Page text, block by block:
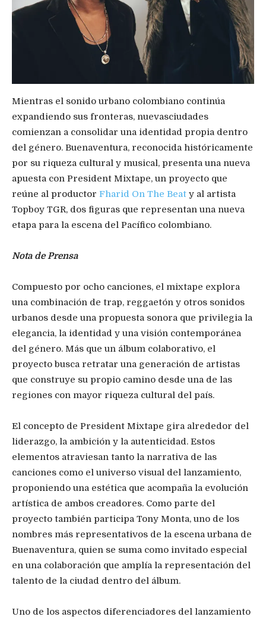
Mientras el sonido urbano colombiano continúa
expandiendo sus fronteras, nuevasciudades
comienzan a consolidar una identidad propia dentro
del género. Buenaventura, reconocida históricamente
por su riqueza cultural y musical, presenta una nueva
apuesta con President Mixtape, un proyecto que
reúne al productor Fharid On The Beat y al artista
Topboy TGR, dos figuras que representan una nueva
etapa para la escena del Pacífico colombiano.
Nota de Prensa
Compuesto por ocho canciones, el mixtape explora
una combinación de trap, reggaetón y otros sonidos
urbanos desde una propuesta sonora que privilegia la
elegancia, la identidad y una visión contemporánea
del género. Más que un álbum colaborativo, el
proyecto busca retratar una generación de artistas
que construye su propio camino desde una de las
regiones con mayor riqueza cultural del país.
El concepto de President Mixtape gira alrededor del
liderazgo, la ambición y la autenticidad. Estos
elementos atraviesan tanto la narrativa de las
canciones como el universo visual del lanzamiento,
proponiendo una estética que acompaña la evolución
artística de ambos creadores. Como parte del
proyecto también participa Tony Monta, uno de los
nombres más representativos de la escena urbana de
Buenaventura, quien se suma como invitado especial
en una colaboración que amplía la representación del
talento de la ciudad dentro del álbum.
Uno de los aspectos diferenciadores del lanzamiento